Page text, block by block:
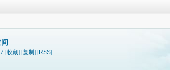
[收藏] [复制] [RSS]